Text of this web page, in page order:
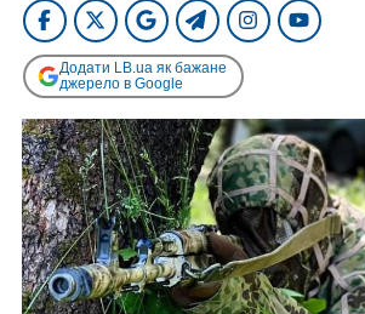
Додати LB.ua як бажане
джерело в Google